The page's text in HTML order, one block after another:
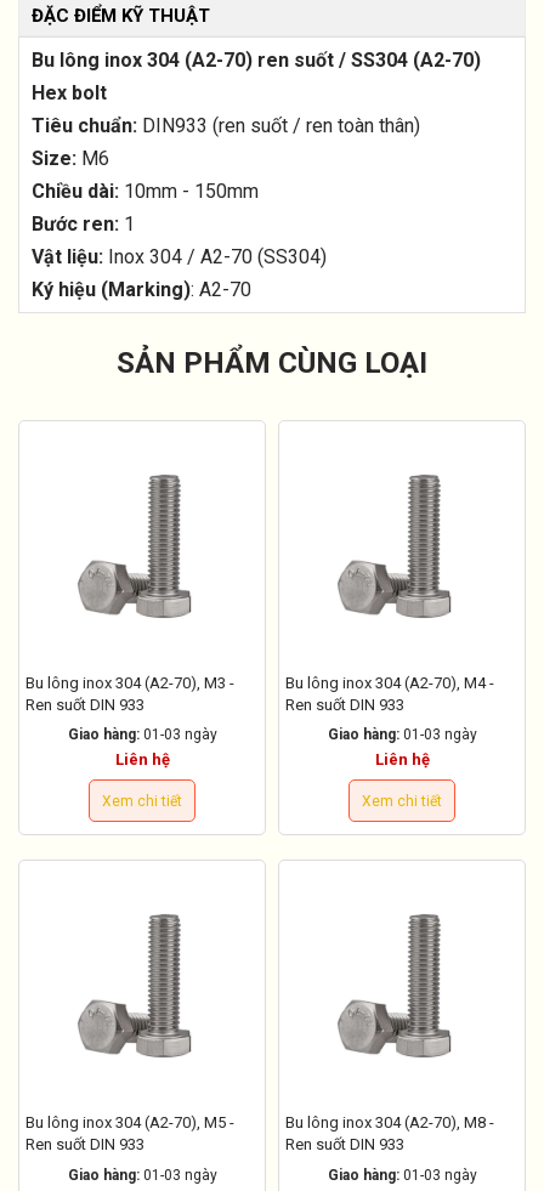
ĐẶC ĐIỂM KỸ THUẬT
Bu lông inox 304 (A2-70) ren suốt / SS304 (A2-70)
Hex bolt
Tiêu chuẩn: DIN933 (ren suốt / ren toàn thân)
Size: M6
Chiều dài: 10mm - 150mm
Bước ren: 1
Vật liệu: Inox 304 / A2-70 (SS304)
Ký hiệu (Marking): A2-70
SẢN PHẨM CÙNG LOẠI
Bu lông inox 304 (A2-70), M3 -
Ren suốt DIN 933
Giao hàng: 01-03 ngày
Liên hệ
Xem chi tiết
Bu lông inox 304 (A2-70), M4 -
Ren suốt DIN 933
Giao hàng: 01-03 ngày
Liên hệ
Xem chi tiết
Bu lông inox 304 (A2-70), M5 -
Ren suốt DIN 933
Giao hàng: 01-03 ngày
Bu lông inox 304 (A2-70), M8 -
Ren suốt DIN 933
Giao hàng: 01-03 ngày